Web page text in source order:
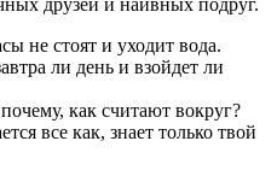
не стоят и уходит вода.
ли день и взойдет ли
как считают вокруг?
все как, знает только твой